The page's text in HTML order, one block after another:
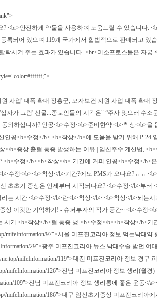
<br>안전하게 약물을 사용하여 도움드릴 수 있습니다.
록되어 있으며 119개 국가에서 합법적으로 판매되고
락시켜 주는 효과가 있습니다. <br>미소프로스톨은 자
사업' 대폭 확대 장흥군, 모자보건 지원 사업 대폭 확대
자가 그림' 선물...종교인들의 시각은" “주사 맞으러 수
의하십니까? 인공<b>수정</b>준비한약 <b>착상</b>
인공<b>수정</b> <b>착상</b>에 도움을 받기 위해 P-
</b>증상 출혈 통증 발생하는 이유 | 임신주수 계산법,
<b>수정</b><b>착상</b> 기간에 커피 인공<b>수정</
수정</b><b>착상</b>기간?에도 PMS가 오나요?ㅠㅠ
초초기 증상은 언제부터 시작되나요? <b>수정</b>부
는 시간 <b>수정</b>란<b>착상</b> <b>착상</b>되는
상 이것만 기억하기! - 슈퍼부자의 작가 공간~ <b>수정
기 <b>착상</b>혈 통증 냉 <b>수정</b><b>착상</b>기
mifeInformation/97">서울 미프진코리아 정보 먹는낙태
29">광주 미프진코리아 뉴스 낙태수술 받던 여
mifeInformation/119">대전 미프진코리아 정보 경구
mifeInformation/126">전남 미프진코리아 정보 생리(월경)
109">전남 미프진코리아 정보 생리통에 좋은 운동</
mifeInformation/186">대구 임신초기증상 미프진코리아